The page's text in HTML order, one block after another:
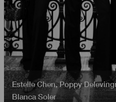
Estelle Chen,Poppy
Blanca Soler